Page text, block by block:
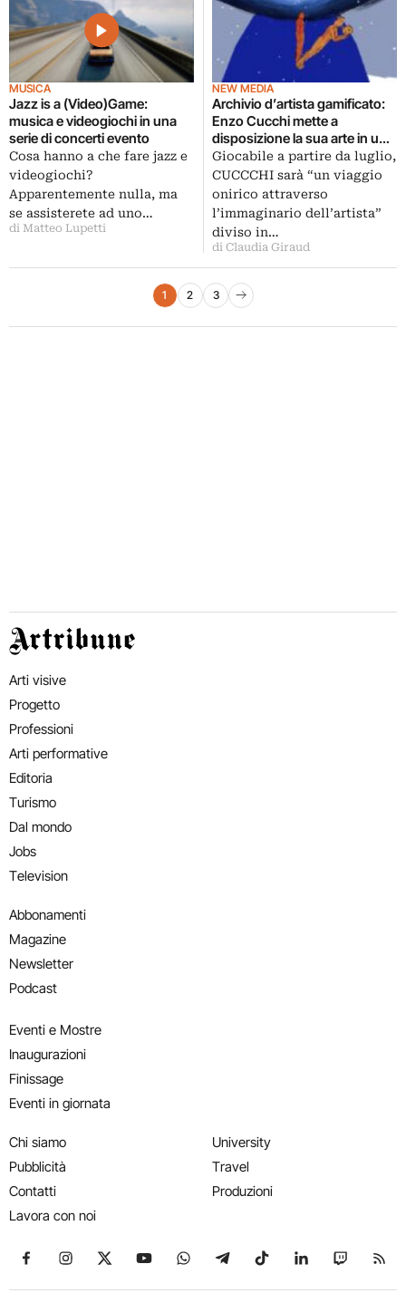
MUSICA
Jazz is a (Video)Game:
musica e videogiochi in una
serie di concerti evento
Cosa hanno a che fare jazz e
videogiochi?
Apparentemente nulla, ma
se assisterete ad uno…
di Matteo Lupetti
NEW MEDIA
Archivio d’artista gamificato:
Enzo Cucchi mette a
disposizione la sua arte in un
videogame
Giocabile a partire da luglio,
CUCCCHI sarà “un viaggio
onirico attraverso
l’immaginario dell’artista”
diviso in…
di Claudia Giraud
Paginazione degli articoli
1 2 3
Pagina successiva
Artribune
Arti visive
Progetto
Professioni
Arti performative
Editoria
Turismo
Dal mondo
Jobs
Television
Abbonamenti
Magazine
Newsletter
Podcast
Eventi e Mostre
Inaugurazioni
Finissage
Eventi in giornata
Chi siamo
Pubblicità
Contatti
Lavora con noi
University
Travel
Produzioni
Seguici su Facebook
Seguici su Instagram
Seguici su X
Seguici su YouTube
Seguici su WhatsApp
Seguici su Telegram
Seguici su TikTok
Seguici su
Seguici